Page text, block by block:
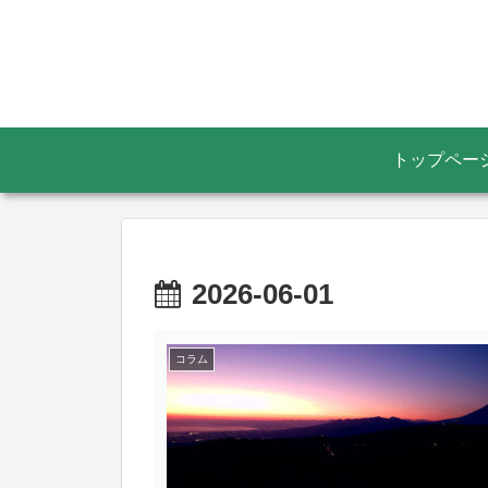
トップペー
2026-06-01
コラム